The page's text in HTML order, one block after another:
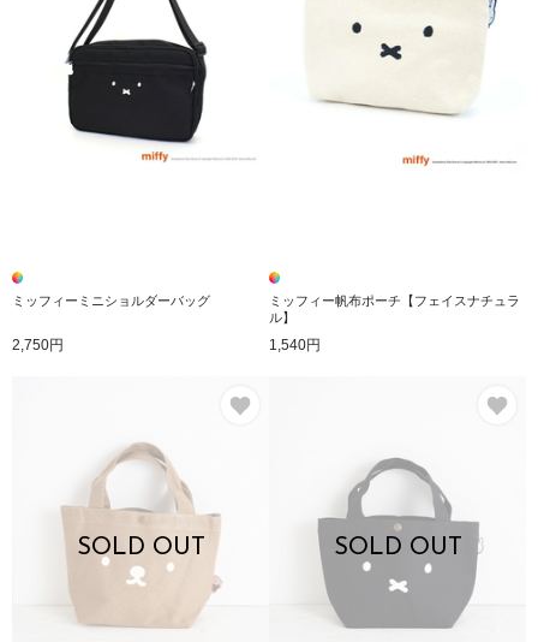
ミッフィーミニショルダーバッグ
2,750円
ミッフィー帆布ポーチ【フェイスナチュラ
ル】
1,540円
SOLD OUT SOLD OUT